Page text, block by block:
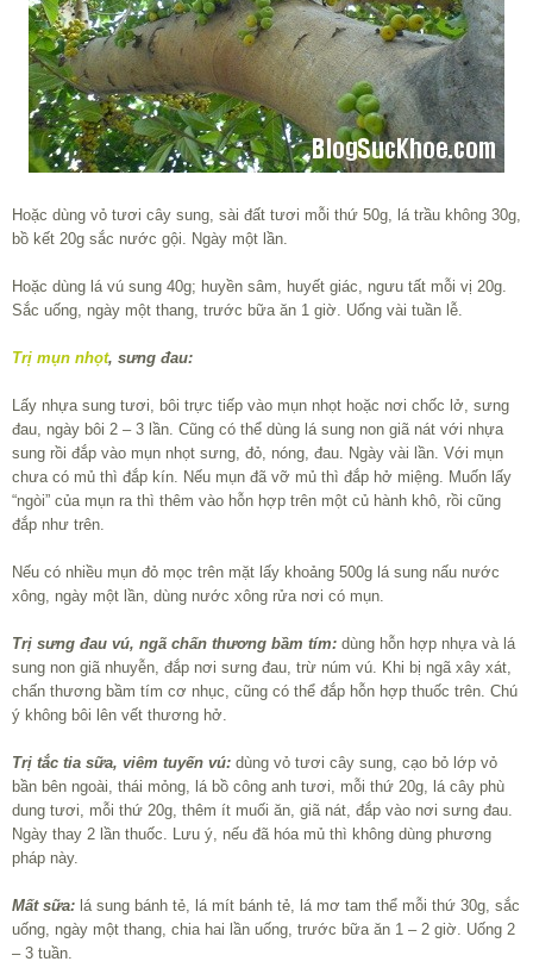
Hoặc dùng vỏ tươi cây sung, sài đất tươi mỗi thứ 50g, lá trầu không 30g,
bồ kết 20g sắc nước gội. Ngày một lần.
Hoặc dùng lá vú sung 40g; huyền sâm, huyết giác, ngưu tất mỗi vị 20g.
Sắc uống, ngày một thang, trước bữa ăn 1 giờ. Uống vài tuần lễ.
Trị mụn nhọt, sưng đau:
Lấy nhựa sung tươi, bôi trực tiếp vào mụn nhọt hoặc nơi chốc lở, sưng
đau, ngày bôi 2 – 3 lần. Cũng có thể dùng lá sung non giã nát với nhựa
sung rồi đắp vào mụn nhọt sưng, đỏ, nóng, đau. Ngày vài lần. Với mụn
chưa có mủ thì đắp kín. Nếu mụn đã vỡ mủ thì đắp hở miệng. Muốn lấy
“ngòi” của mụn ra thì thêm vào hỗn hợp trên một củ hành khô, rồi cũng
đắp như trên.
Nếu có nhiều mụn đỏ mọc trên mặt lấy khoảng 500g lá sung nấu nước
xông, ngày một lần, dùng nước xông rửa nơi có mụn.
Trị sưng đau vú, ngã chấn thương bầm tím: dùng hỗn hợp nhựa và lá
sung non giã nhuyễn, đắp nơi sưng đau, trừ núm vú. Khi bị ngã xây xát,
chấn thương bầm tím cơ nhục, cũng có thể đắp hỗn hợp thuốc trên. Chú
ý không bôi lên vết thương hở.
Trị tắc tia sữa, viêm tuyến vú: dùng vỏ tươi cây sung, cạo bỏ lớp vỏ
bần bên ngoài, thái mỏng, lá bồ công anh tươi, mỗi thứ 20g, lá cây phù
dung tươi, mỗi thứ 20g, thêm ít muối ăn, giã nát, đắp vào nơi sưng đau.
Ngày thay 2 lần thuốc. Lưu ý, nếu đã hóa mủ thì không dùng phương
pháp này.
Mất sữa: lá sung bánh tẻ, lá mít bánh tẻ, lá mơ tam thể mỗi thứ 30g, sắc
uống, ngày một thang, chia hai lần uống, trước bữa ăn 1 – 2 giờ. Uống 2
– 3 tuần.